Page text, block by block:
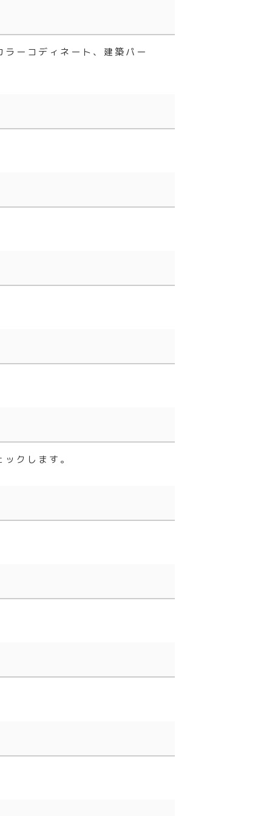
ーコディネート、建築パー
クします。